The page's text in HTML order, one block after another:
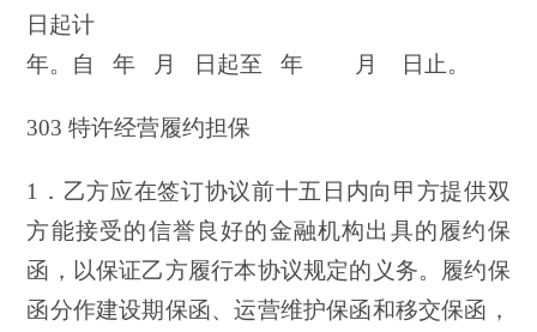
日起计
年。自 年 月 日起至 年
月 日止。
303 特许经营履约担保
1．乙方应在签订协议前十五日内向甲方提供双
方能接受的信誉良好的金融机构出具的履约保
函，以保证乙方履行本协议规定的义务。履约保
函分作建设期保函、运营维护保函和移交保函，